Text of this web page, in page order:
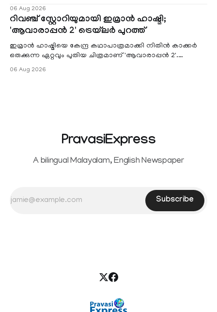
authorises the government to permit banks and other
service providers to levy charges on payments through
unified payments interface (UPI) and other notified
electronic payment modes. The amendment passed by the
06 Aug 2026
റിവഞ്ച് സ്റ്റോറിയുമായി ഇമ്രാൻ ഹാഷ്മി;
'ആവാരാപ്പൻ 2' ട്രെയ്‌ലർ പുറത്ത്
ഇമ്രാൻ ഹാഷ്മിയെ കേന്ദ്ര കഥാപാത്രമാക്കി നിതിൻ കാക്കർ
ഒരുക്കുന്ന ഏറ്റവും പുതിയ ചിത്രമാണ് 'ആവാരാപ്പൻ 2'.
ഐഎംഡിബി പട്ടിക
06 Aug 2026
PravasiExpress
A bilingual Malayalam, English Newspaper
Subscribe